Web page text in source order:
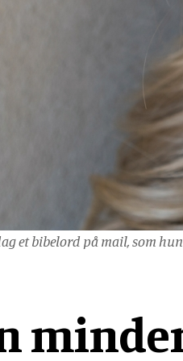
et bibelord på mail, som